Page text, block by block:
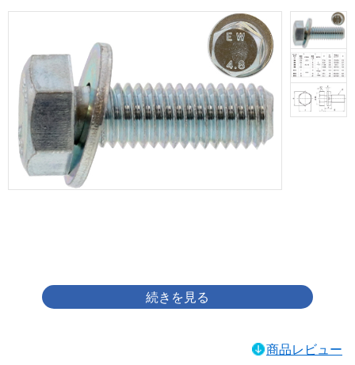
商品レビュー